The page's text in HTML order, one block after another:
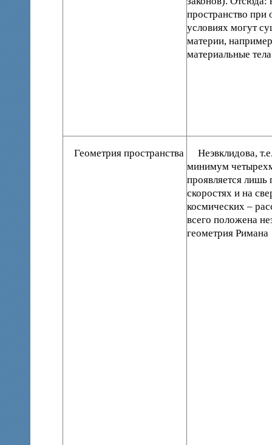
пространство при
условиях могут
материи,
материальные
Геометрия пространства
Неэвклидова,
минимум
проявляется лишь
скоростях и на
космических –
всего положена
геометрия Римана